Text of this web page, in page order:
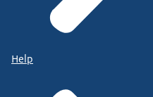
Help